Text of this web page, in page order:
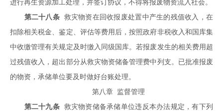
进行再生资源加工处理，并签订协议，不得将报废物资流入社会。
第二十八条救灾物资在回收报废处置中产生的残值收入，在
扣除相关税金、鉴定、评估等费用后，按照政府非税收入和国库集
中收缴管理有关规定及时缴入同级国库。若报废发生的相关费用超
过残值收入，超出部分从救灾物资储备管理费中列支。已批准报废
的物资，承储单位要及时做好台账处理。
第八章 监督管理
第二十九条救灾物资储备承储单位违反本办法规定，有下列